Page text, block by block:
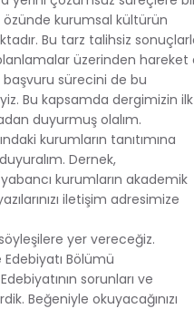
kurumsal kültürün
Bu tarz talihsiz
üzerinden
sürecini de bu
Bu kapsamda dergimizin ilk
duyurmuş olalım.
kurumların tanıtımına
Dernek,
kurumların akademik
iletişim adresimize
yer vereceğiz.
Edebiyatı Bölümü
sorunları ve
Beğeniyle okuyacağınızı